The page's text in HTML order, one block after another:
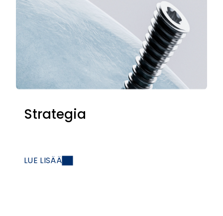
Strategia
LUE LISÄÄ